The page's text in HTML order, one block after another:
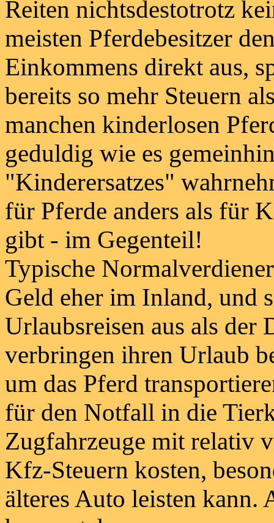
Reiten nichtsdestotrotz
meisten Pferdebesitzer
Einkommens direkt aus,
bereits so mehr Steuern
manchen kinderlosen
geduldig wie es
"Kinderersatzes"
für Pferde anders als für
gibt - im Gegenteil!
Typische
Geld eher im Inland, und
Urlaubsreisen aus als der
verbringen ihren Urlaub
um das Pferd
für den Notfall in die
Zugfahrzeuge mit relativ
Kfz-Steuern kosten,
älteres Auto leisten kann.